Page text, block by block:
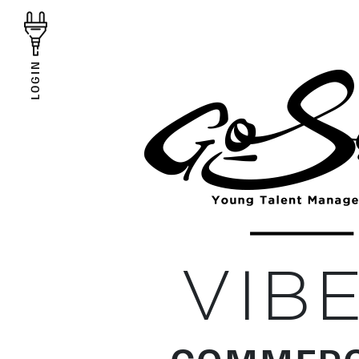
LOGIN